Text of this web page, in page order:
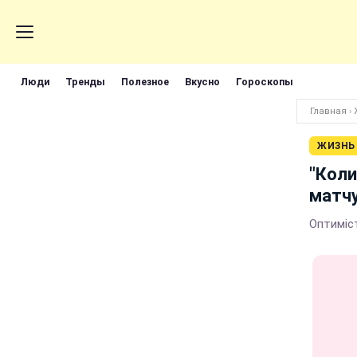
Люди Тренды Полезное Вкусно Гороскопы
Главная ›
ЖИЗНЬ